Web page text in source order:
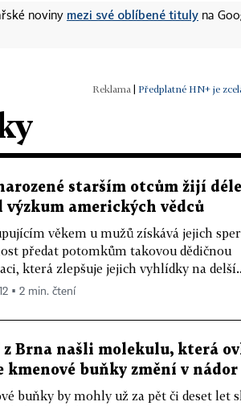
noviny mezi své oblíbené tituly na
| Předplatné HN+ je
starším otcům žijí
amerických vědců
věkem u mužů získává jejich
předat potomkům takovou dědičnou
která zlepšuje jejich vyhlídky na
▪ 2 min. čtení
z Brna našli molekulu, která
kmenové buňky změní v nádor
buňky by mohly už za pět či deset let